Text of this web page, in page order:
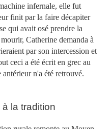
infernale, elle fut
finit par la faire décapiter
qui avait osé prendre la
Catherine demanda à
par son intercession et
ceci a été écrit en grec au
n'a été retrouvé.
la tradition